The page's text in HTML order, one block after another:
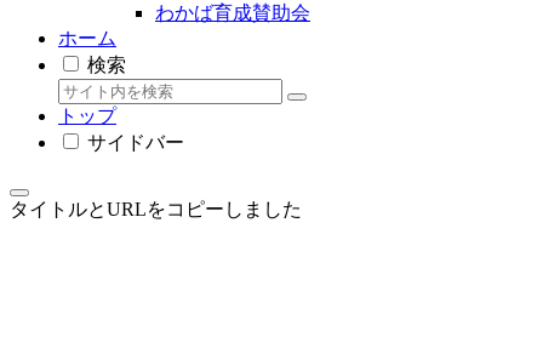
わかば育成賛助会
ホーム
検索
トップ
サイドバー
タイトルとURLをコピーしました